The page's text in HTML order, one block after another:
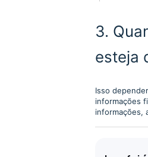
3.
esteja
Isso
informações
informações,